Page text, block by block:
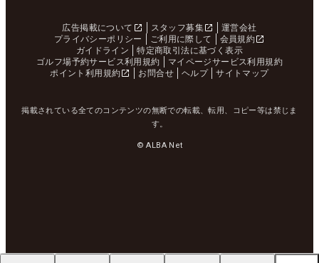
広告掲載について スタッフ募集
運営会社
プライバシーポリシー
ご利用に際して
会員規約
ガイドライン
特定商取引法に基づく表示
ゴルフ場予約サービス利用規約
マイページサービス利用規約
ポイント利用規約
お問合せ ヘルプ サイトマップ
掲載されている全てのコンテンツの無断での転載、転用、コピー等は禁じま
す。
© ALBA Net